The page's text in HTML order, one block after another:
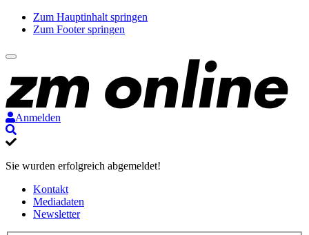
Zum Hauptinhalt springen
Zum Footer springen
Anmelden
Sie wurden erfolgreich abgemeldet!
Kontakt
Mediadaten
Newsletter